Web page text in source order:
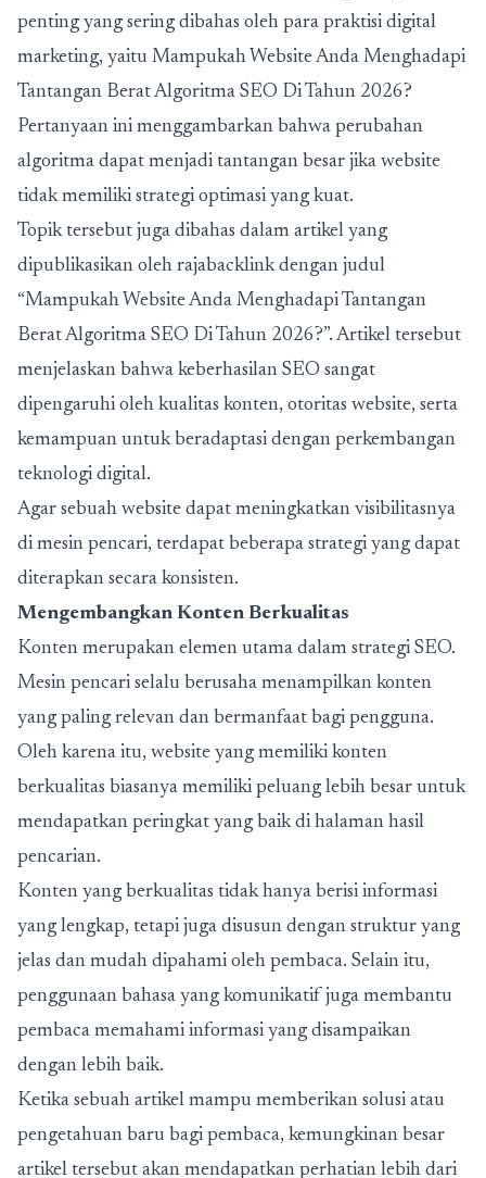
penting yang sering dibahas oleh para praktisi digital
marketing, yaitu Mampukah Website Anda Menghadapi
Tantangan Berat Algoritma SEO Di Tahun 2026?
Pertanyaan ini menggambarkan bahwa perubahan
algoritma dapat menjadi tantangan besar jika website
tidak memiliki strategi optimasi yang kuat.
Topik tersebut juga dibahas dalam artikel yang
dipublikasikan oleh rajabacklinkdengan judul
“Mampukah Website Anda Menghadapi Tantangan
Berat Algoritma SEO Di Tahun 2026?”. Artikel tersebut
menjelaskan bahwa keberhasilan SEO sangat
dipengaruhi oleh kualitas konten, otoritas website, serta
kemampuan untuk beradaptasi dengan perkembangan
teknologi digital.
Agar sebuah website dapat meningkatkan visibilitasnya
di mesin pencari, terdapat beberapa strategi yang dapat
diterapkan secara konsisten.
Mengembangkan Konten Berkualitas
Konten merupakan elemen utama dalam strategi SEO.
Mesin pencari selalu berusaha menampilkan konten
yang paling relevan dan bermanfaat bagi pengguna.
Oleh karena itu, website yang memiliki konten
berkualitas biasanya memiliki peluang lebih besar untuk
mendapatkan peringkat yang baik di halaman hasil
pencarian.
Konten yang berkualitas tidak hanya berisi informasi
yang lengkap, tetapi juga disusun dengan struktur yang
jelas dan mudah dipahami oleh pembaca. Selain itu,
penggunaan bahasa yang komunikatif juga membantu
pembaca memahami informasi yang disampaikan
dengan lebih baik.
Ketika sebuah artikel mampu memberikan solusi atau
pengetahuan baru bagi pembaca, kemungkinan besar
artikel tersebut akan mendapatkan perhatian lebih dari